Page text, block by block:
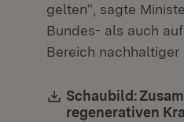
gelten“, sagte
Bundes- als auch
Bereich
Download:
Schaubild:
regenerativen